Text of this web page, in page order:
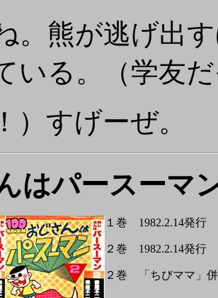
。熊が逃げ出
いる。（学友
）すげーぜ。
はパースーマ
１巻 1982.2.14発行
２巻 1982.2.14発行
２巻 「ちびママ」